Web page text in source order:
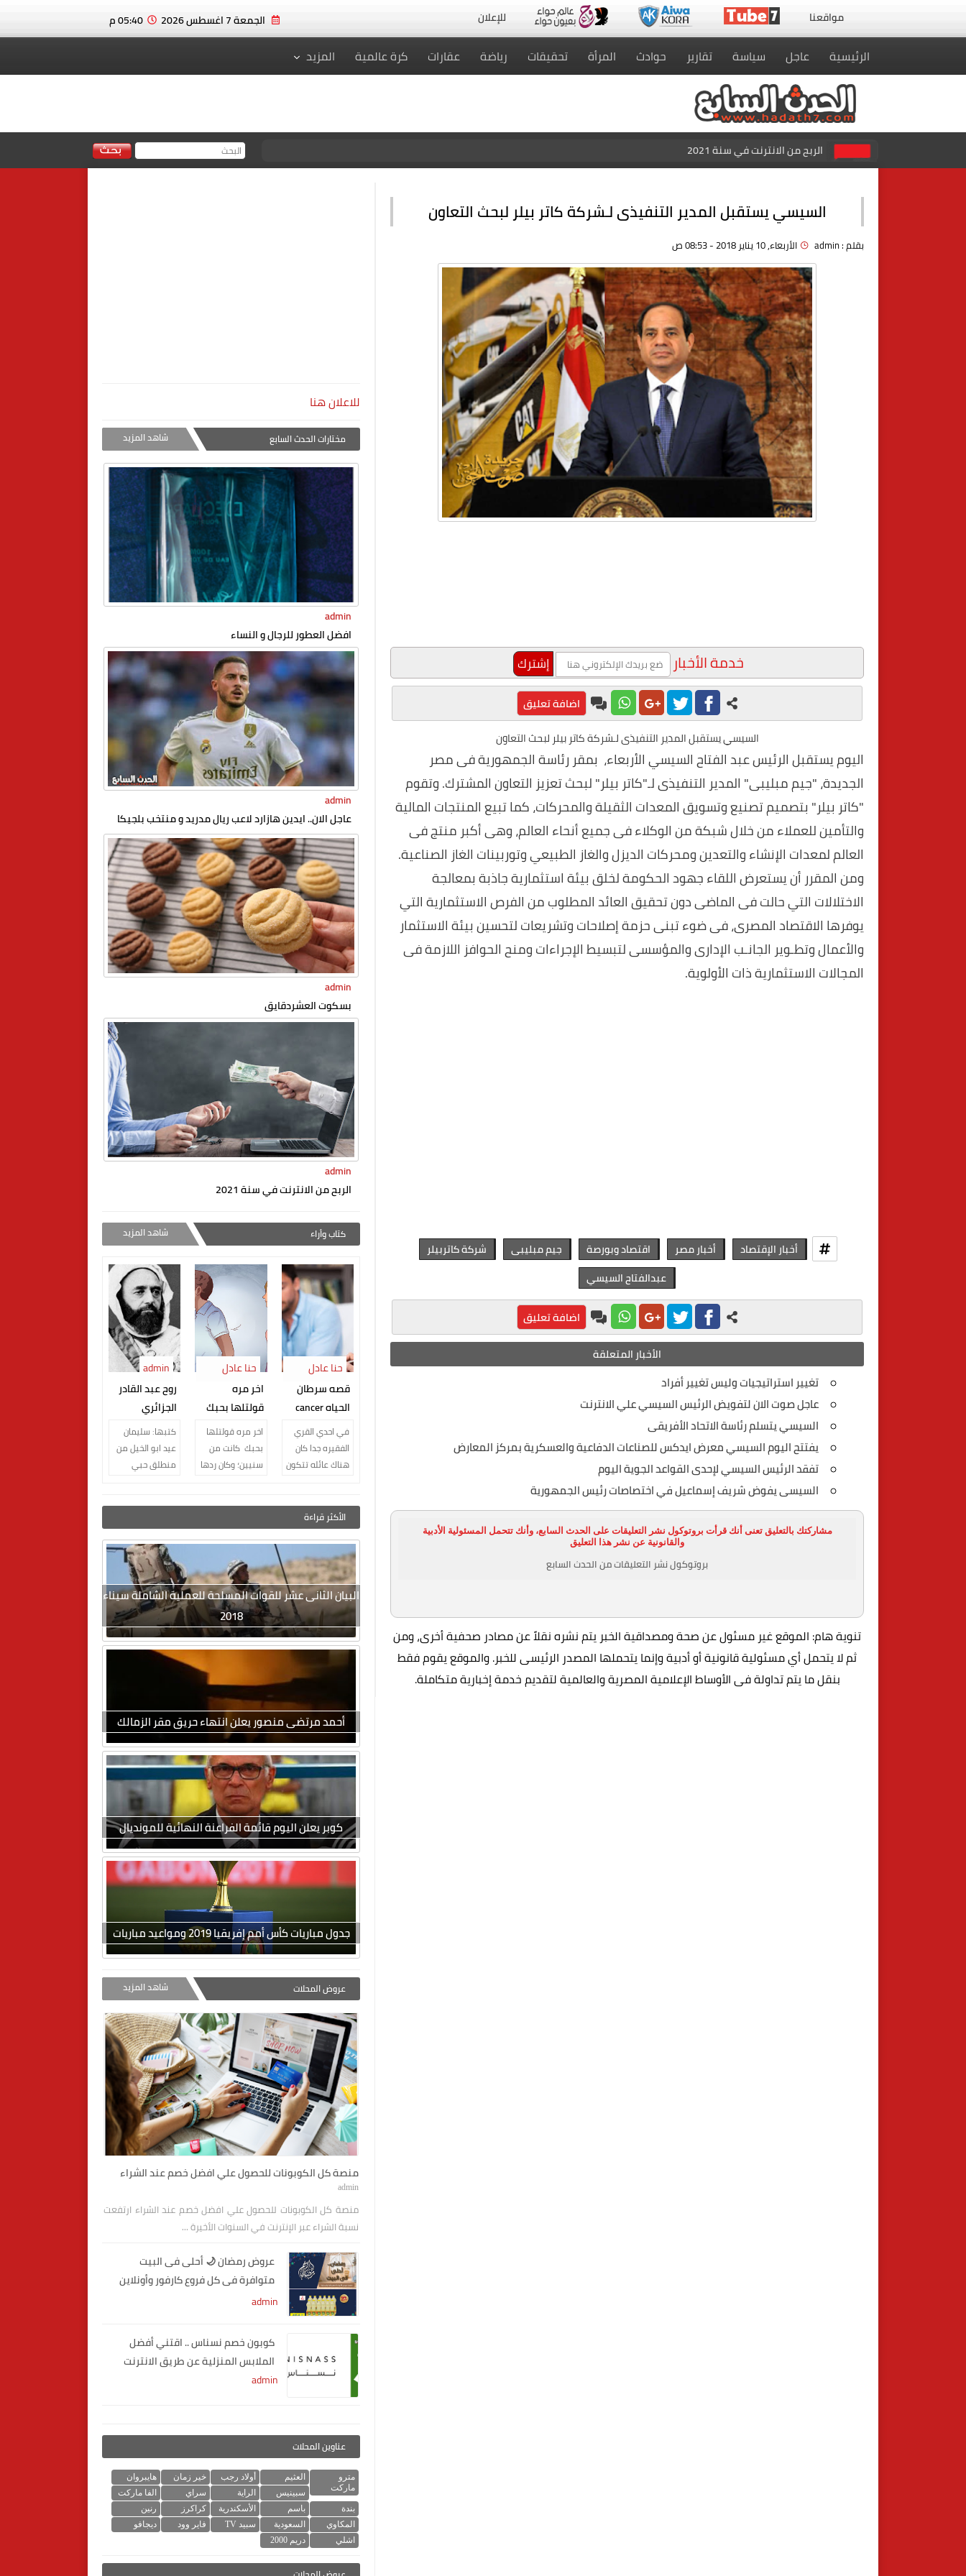
مواقعنا للإعلان الجمعة 7 اغسطس 2026
الرئيسية عاجل سياسة تقارير حوادث المرأة تحقيقات رياضة عقارات كرة عالمية المزيد
الربح من الانترنت في سنة 2021
السيسي يستقبل المدير التنفيذى لـشركة كاتر بيلر لبحث التعاون
بقلم :admin الأربعاء, 10 يناير 2018 - 08:53 ص
خدمة الأخبار
اضافة تعليق
السيسي يستقبل المدير التنفيذى لـشركة كاتر بيلر لبحث التعاون
اليوم يستقبل الرئيس عبد الفتاح السيسي الأربعاء، بمقر رئاسة الجمهورية فى مصر
الجديدة، "جيم مبليبى" المدير التنفيذى لـ"كاتر بيلر" لبحث تعزيز التعاون المشترك. وتقوم
"كاتر بيلر" بتصميم تصنيع وتسويق المعدات الثقيلة والمحركات، كما تبيع المنتجات المالية
والتأمين للعملاء من خلال شبكة من الوكلاء فى جميع أنحاء العالم، وهى أكبر منتج فى
العالم لمعدات الإنشاء والتعدين ومحركات الديزل والغاز الطبيعي وتوربينات الغاز الصناعية.
ومن المقرر أن يستعرض اللقاء جهود الحكومة لخلق بيئة استثمارية جاذبة بمعالجة
الاختلالات التي حالت فى الماضى دون تحقيق العائد المطلوب من الفرص الاستثمارية التي
يوفرها الاقتصاد المصرى، فى ضوء تبنى حزمة إصلاحات وتشريعات لتحسين بيئة الاستثمار
والأعمال وتطـوير الجانـب الإدارى والمؤسسى لتبسيط الإجراءات ومنح الحوافز اللازمة فى
المجالات الاستثمارية ذات الأولوية.
أخبار الإقتصاد أخبار مصر اقتصاد وبورصة جيم مبليبى
شركة كاتربيلر
عبدالفتاح السيسي
اضافة تعليق
الأخبار المتعلقة
تغيير استراتيجيات وليس تغيير أفراد
عاجل صوت الان لتفويض الرئيس السيسي علي الانترنت
السيسي يتسلم رئاسة الاتحاد الأفريقى
يفتتح اليوم السيسي معرض ايدكس للصناعات الدفاعية والعسكرية بمركز المعارض
تفقد الرئيس السيسي لإحدى القواعد الجوية اليوم
السيسى يفوض شريف إسماعيل في اختصاصات رئيس الجمهورية
مشاركتك بالتعليق تعنى أنك قرأت بروتوكول نشر التعليقات على الحدث السابع، وأنك تتحمل المسئولية الأدبية
والقانونية عن نشر هذا التعليق
بروتوكول نشر التعليقات من الحدث السابع
تنوية هام: الموقع غير مسئول عن صحة ومصداقية الخبر يتم نشره نقلاً عن مصادر صحفية أخرى، ومن
ثم لا يتحمل أي مسئولية قانونية أو أدبية وإنما يتحملها المصدر الرئيسى للخبر. والموقع يقوم فقط
بنقل ما يتم تداولة فى الأوساط الإعلامية المصرية والعالمية لتقديم خدمة إخبارية متكاملة.
للاعلان هنا
مختارات الحدث السابع شاهد المزيد
admin
افضل العطور للرجال و النساء
admin
عاجل الان.. ايدين هازارد لاعب ريال مدريد و منتخب بلجيكا
يعلن إسلامه رسميا
admin
بسكوت العشردقايق
admin
الربح من الانترنت في سنة 2021
كتاب وأراء شاهد المزيد
قصه سرطان
الحياه cancer
of life
حنا عادل
النجار
في احدي القري
الفقيره جدا كان
هناك عائله تتكون
عماد الذي لا يتخ...
اخر مره
قولتلها بحبك
حنا عادل
النجار
اخر مره قولتلها
بحبك كانت من
سنيين؛ وكان ردها
ابتسملك اب...
روح عبد القادر
الجزائري
admin
كتبها: سليمان
عيد ابو الخيل من
منطلق حبي
زيارت...
الأكثر قراءة
البيان الثانى عشر للقوات المسلحة للعملية الشاملة سيناء
2018
أحمد مرتضى منصور يعلن انتهاء حريق مقر الزمالك
كوبر يعلن اليوم قائمة الفراعنة النهائية للمونديال
جدول مباريات كأس أمم إفريقيا 2019 ومواعيد مباريات
عروض المحلات شاهد المزيد
منصة كل الكوبونات للحصول علي افضل خصم عند الشراء
admin
منصة كل الكوبونات للحصول علي افضل خصم عند الشراء ارتفعت
نسبة الشراء عبر الإنترنت في السنوات الأخيرة ...
عروض رمضان 🌙 أحلى فى البيت
متوافرة فى كل فروع كارفور وأونلاين
2020
admin
كوبون خصم نسناس .. اقتني أفضل
الملابس المنزلية عن طريق الانترنت
admin
عناوين المحلات
مترو
ماركت
العثيم أولاد رجب خير زمان
هايبروان
سبينيس
الراية سراي
الفا ماركت
بندة
باسم الأسكندرية كراكرز
رنين
المكاوي
السعودية سبيد TV فاير وود
ديجافو
اشلي
دريم 2000